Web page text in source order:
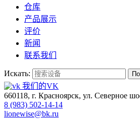
仓库
产品展示
评价
新闻
联系我们
Искать:
我们的VK
660118, г. Красноярск, ул. Северное
8 (983) 502-14-14
lionewise@bk.ru